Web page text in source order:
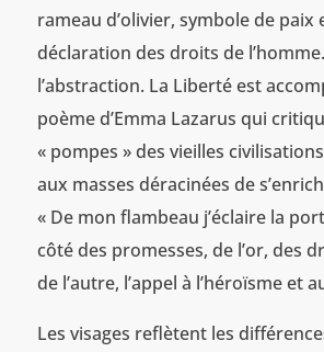
rameau d’olivier, symbole de paix
déclaration des droits de
l’abstraction. La Liberté est
poème d’Emma Lazarus qui
« pompes » des vieilles
aux masses déracinées de
« De mon flambeau j’éclaire la
côté des promesses, de l’or, des
de l’autre, l’appel à l’héroïsme et
Les visages reflètent les